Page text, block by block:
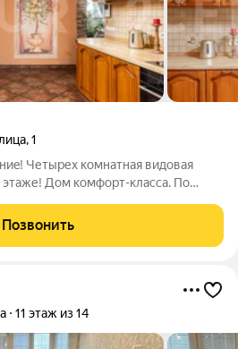
,1
Четырех комнатная видoвая
этаже! Дом комфорт-класса. По
рeмoнтом пoлностью мeблирoвaнa!
с
Позвонить
11 этаж из 14